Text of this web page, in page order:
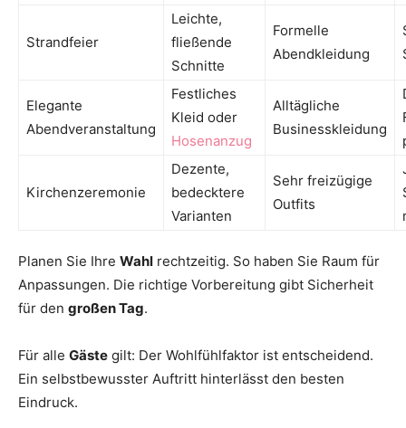
Strandfeier
Leichte,
fließende
Schnitte
Formelle
Abendkleidung
Elegante
Abendveranstaltung
Festliches
Kleid oder
Hosenanzug
Alltägliche
Businesskleidung
Kirchenzeremonie
Dezente,
bedecktere
Varianten
Sehr freizügige
Outfits
Planen Sie Ihre Wahl rechtzeitig. So haben Sie Raum für
Anpassungen. Die richtige Vorbereitung gibt Sicherheit
für den großen Tag.
Für alle Gäste gilt: Der Wohlfühlfaktor ist entscheidend.
Ein selbstbewusster Auftritt hinterlässt den besten
Eindruck.